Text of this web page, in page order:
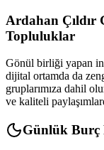
Ardahan Çıldır
Topluluklar
Gönül birliği yapan
dijital ortamda da
gruplarımıza dahil
ve kaliteli
Günlük Burç